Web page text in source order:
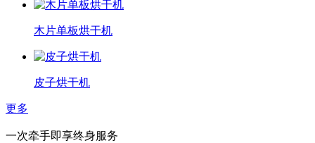
木片单板烘干机
皮子烘干机
更多
一次牵手即享终身服务